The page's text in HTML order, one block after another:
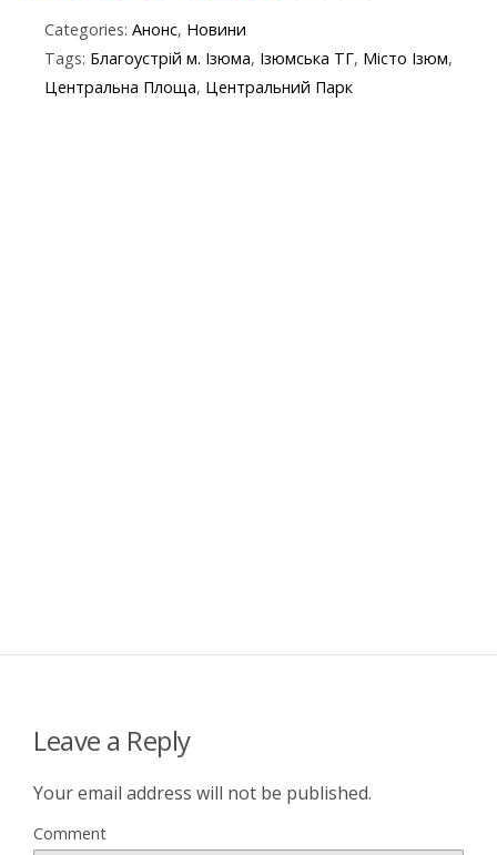
e
b
itt
er
e
gr
er at
s
y
p
t ai
Categories: Анонс, Новини
Tags: Благоустрій м. Ізюма, Ізюмська ТГ, Місто Ізюм,
Центральна Площа, Центральний Парк
Leave a Reply
Your email address will not be published.
Comment